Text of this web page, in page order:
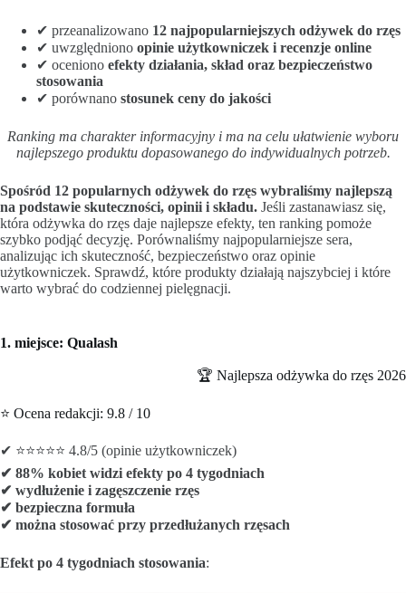
✔ przeanalizowano 12 najpopularniejszych odżywek do rzęs
✔ uwzględniono opinie użytkowniczek i recenzje online
✔ oceniono efekty działania, skład oraz bezpieczeństwo
stosowania
✔ porównano stosunek ceny do jakości
Ranking ma charakter informacyjny i ma na celu ułatwienie wyboru
najlepszego produktu dopasowanego do indywidualnych potrzeb.
Spośród 12 popularnych odżywek do rzęs wybraliśmy najlepszą
na podstawie skuteczności, opinii i składu. Jeśli zastanawiasz się,
która odżywka do rzęs daje najlepsze efekty, ten ranking pomoże
szybko podjąć decyzję. Porównaliśmy najpopularniejsze sera,
analizując ich skuteczność, bezpieczeństwo oraz opinie
użytkowniczek. Sprawdź, które produkty działają najszybciej i które
warto wybrać do codziennej pielęgnacji.
1. miejsce: Qualash
🏆 Najlepsza odżywka do rzęs 2026
⭐ Ocena redakcji: 9.8 / 10
✔ ⭐⭐⭐⭐⭐ 4.8/5 (opinie użytkowniczek)
✔ 88% kobiet widzi efekty po 4 tygodniach
✔ wydłużenie i zagęszczenie rzęs
✔ bezpieczna formuła
✔ można stosować przy przedłużanych rzęsach
Efekt po 4 tygodniach stosowania: